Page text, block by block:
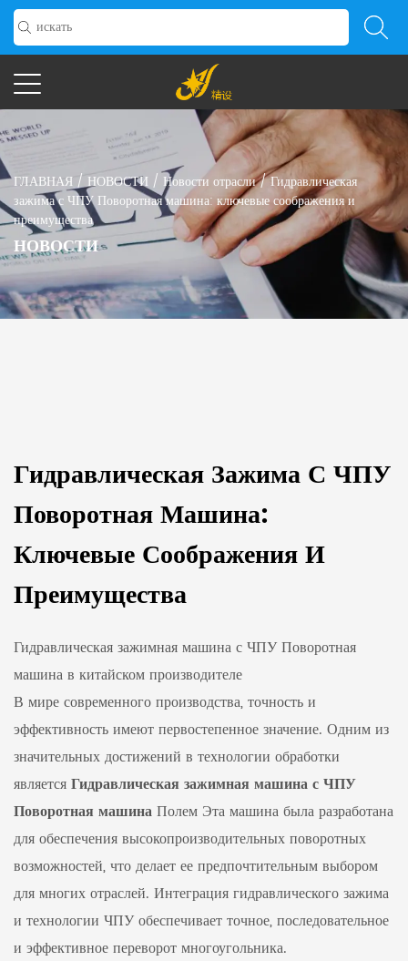
ГЛАВНАЯ /НОВОСТИ / Новости отрасли/Гидравлическая
зажима с ЧПУ Поворотная машина: ключевые соображения и
преимущества
НОВОСТИ
Гидравлическая Зажима С ЧПУ
Поворотная Машина:
Ключевые Соображения И
Преимущества
Гидравлическая зажимная машина с ЧПУ Поворотная
машина в китайском производителе
В мире современного производства, точность и
эффективность имеют первостепенное значение. Одним из
значительных достижений в технологии обработки
являетсяГидравлическая зажимная машина с ЧПУ
Поворотная машинаПолем Эта машина была разработана
для обеспечения высокопроизводительных поворотных
возможностей, что делает ее предпочтительным выбором
для многих отраслей. Интеграция гидравлического зажима
и технологии ЧПУ обеспечивает точное, последовательное
и эффективное переворот многоугольника.